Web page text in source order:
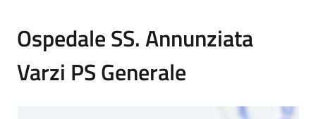
Ospedale SS. Annunziata
Varzi PS Generale